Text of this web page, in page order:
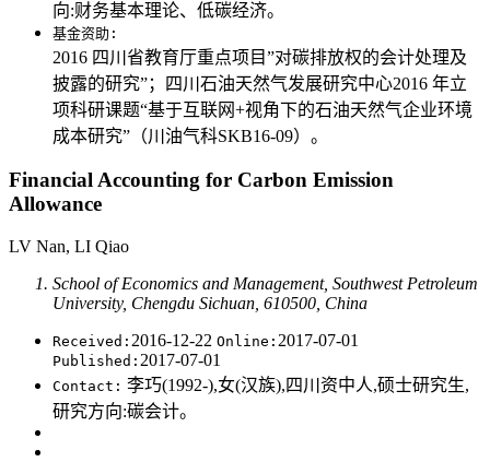
向:财务基本理论、低碳经济。
基金资助:
2016 四川省教育厅重点项目”对碳排放权的会计处理及
披露的研究”；四川石油天然气发展研究中心2016 年立
项科研课题“基于互联网+视角下的石油天然气企业环境
成本研究”（川油气科SKB16-09）。
Financial Accounting for Carbon Emission
Allowance
LV Nan, LI Qiao
School of Economics and Management, Southwest Petroleum
University, Chengdu Sichuan, 610500, China
Received: 2016-12-22 Online: 2017-07-01
Published: 2017-07-01
Contact: 李巧(1992-),女(汉族),四川资中人,硕士研究生,
研究方向:碳会计。